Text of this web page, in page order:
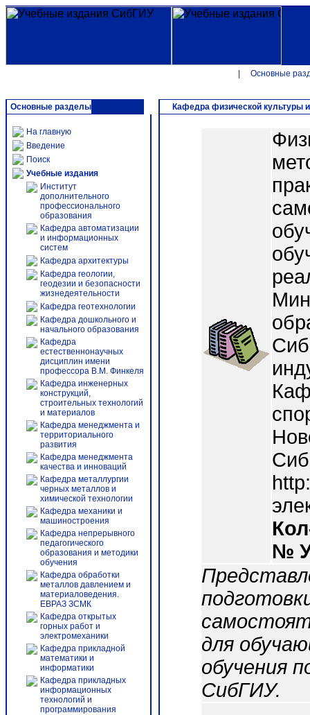
Основные
Основные разделы
На главную
Введение
Поиск
Учебные издания
Институт
дополнительного
профессионального
образования
Кафедра автоматизации
и информационных
систем
Кафедра архитектуры
Кафедра геологии,
геодезии и безопасности
жизнедеятельности
Кафедра геотехнологии
Кафедра дошкольного и
начального образования
Кафедра
естественнонаучных
дисциплин имени
профессора В.М. Финкеля
Кафедра инженерных
конструкций,
строительных технологий
и материалов
Кафедра менеджмента и
территориального
развития
Кафедра менеджмента
качества и инноваций
Кафедра металлургии
черных металлов и
химической технологии
Кафедра механики и
машиностроения
Кафедра непрерывного
педагогического
образования и методики
обучения
Кафедра обработки
металлов давлением и
материаловедения.
ЕВРАЗ ЗСМК
Кафедра открытых
горных работ и
электромеханики
Кафедра прикладной
математики и
информатики
Кафедра прикладных
информационных
технологий и
программирования
Кафедра физической культуры
№
для
обучения
СибГИУ.